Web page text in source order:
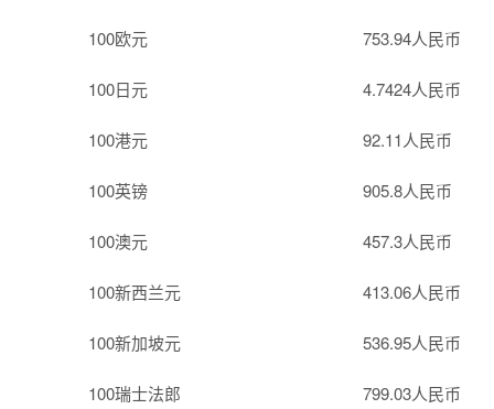
100欧元 753.94人民币
100日元 4.7424人民币
100港元 92.11人民币
100英镑 905.8人民币
100澳元 457.3人民币
100新西兰元 413.06人民币
100新加坡元 536.95人民币
100瑞士法郎 799.03人民币